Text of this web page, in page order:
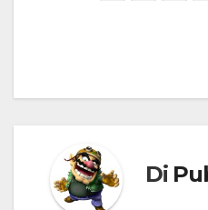
Di